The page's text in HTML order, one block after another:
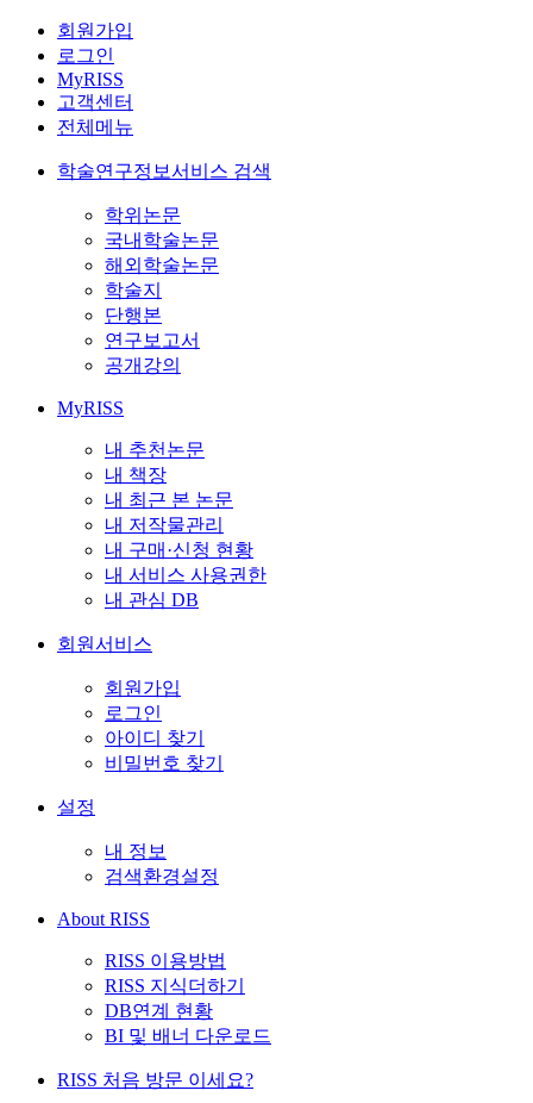
회원가입
로그인
MyRISS
고객센터
전체메뉴
학술연구정보서비스 검색
학위논문
국내학술논문
해외학술논문
학술지
단행본
연구보고서
공개강의
MyRISS
내 추천논문
내 책장
내 최근 본 논문
내 저작물관리
내 구매·신청 현황
내 서비스 사용권한
내 관심 DB
회원서비스
회원가입
로그인
아이디 찾기
비밀번호 찾기
설정
내 정보
검색환경설정
About RISS
RISS 이용방법
RISS 지식더하기
DB연계 현황
BI 및 배너 다운로드
RISS 처음 방문 이세요?